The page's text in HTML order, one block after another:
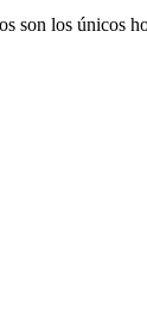
son los únicos